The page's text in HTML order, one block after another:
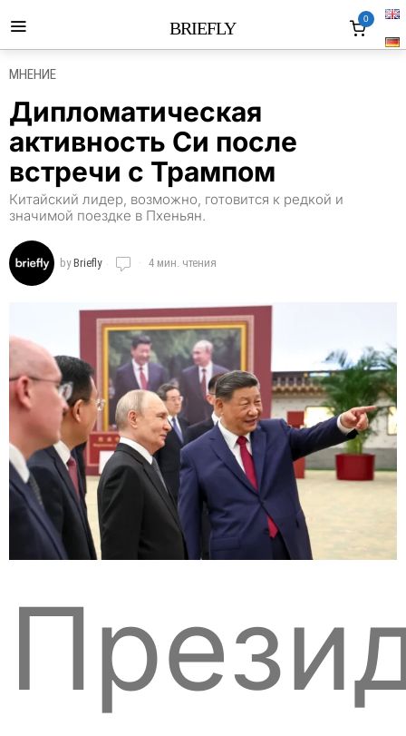
BRIEFLY 0
МНЕНИЕ
Дипломатическая
активность Си после
встречи с Трампом
Китайский лидер, возможно, готовится к редкой и
значимой поездке в Пхеньян.
byBriefly 4 мин. чтения